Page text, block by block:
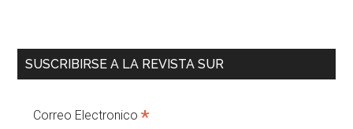
SUSCRIBIRSE A LA REVISTA SUR
Correo Electronico*